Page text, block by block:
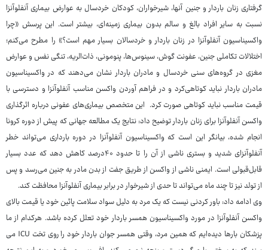
گرفتاری زنان باردار و جنین آنها، شیرخواران، کودکان خردسال به عوارض بیماری آنفلوآنزا
نسبت به سایر افراد بالغ و سالم بدون بیماری زمینه‌ای، بیشتر است. این پرسش «چرا
واکسیناسیون آنفلوآنزا در زنان باردار و خردسالان بسیار مهم است؟» را مطرح می‌کنم؛
اختلالات تکاملی جنین، عفونت گوش، سینوس‌ها، پنومونی، ذات‌الریه، تنگی نفس و عوارض
مغزی در گروه‌های سنی خردسال و مادران باردار نشان می‌دهند که در واکسیناسیون
مادران باردار نباید کوتاهی‌کرد و در فراهم‌ آوردن واکسن مناسب آنفلوآنزا و دسترسی با
قیمت مناسب نباید کوتاهی صورت کرد. این متخصص بیماری‌های عفونی درباره اثرگذاری
واکسن آنفلوآنزا برای زنان باردار توضیح داد: نتایج یک مطالعه جهانی که پیش از دوره کرونا
انجام شده، بیانگر این است که واکسیناسیون آنفلوآنزا در دوره بارداری می‌تواند خطر
آنفلوآنزای شدید و بستری ناشی از آن را تا حدود ۴۰درصد کاهش دهد که عدد بسیار
قابل‌قبولی است. ایمنی ناشی از واکسن از طریق جفت از بدن مادر به جنین می‌رسد و پس
از تولد نیز تا چند ماه می‌تواند تا حدی از شیرخوار در برابر بیماری آنفلوآنزا محافظت کند.
وی ادامه داد: باور کردنی نیست که یک مرد به دلیل سواد سلامت پائین خود یا قیمت بالای
واکسن آنفلوآنزا در مورد واکسیناسیون همسر باردار خود تعلل کرده باشد. هرکدام از ما
پزشکان بارها دیده‌ایم که همین مرد، وقتی همسر جوان باردار خود را روی تخت ICU می